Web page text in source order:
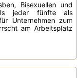
Bisexuellen und
jeder fünfte als
Unternehmen zum
am Arbeitsplatz